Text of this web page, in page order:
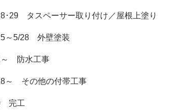
･29 タスペーサー取り付け／屋根上塗り
～5/28 外壁塗装
～ 防水工事
～ その他の付帯工事
完工